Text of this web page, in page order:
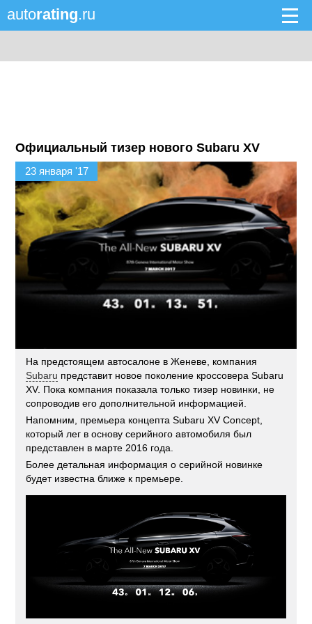
autorating.ru
Официальный тизер нового Subaru XV
23 января '17
На предстоящем автосалоне в Женеве, компания
Subaru представит новое поколение кроссовера Subaru
XV. Пока компания показала только тизер новинки, не
сопроводив его дополнительной информацией.
Напомним, премьера концепта Subaru XV Concept,
который лег в основу серийного автомобиля был
представлен в марте 2016 года.
Более детальная информация о серийной новинке
будет известна ближе к премьере.